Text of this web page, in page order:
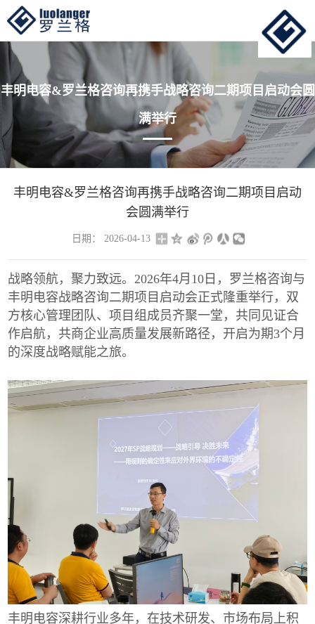
丰明电容&罗兰格咨询再携手战略咨询二期项目启动会圆
满举行
丰明电容&罗兰格咨询再携手战略咨询二期项目启动
会圆满举行
日期： 2026-04-13
战略领航，聚力致远。2026年4月10日，罗兰格咨询与
丰明电容战略咨询二期项目启动会正式隆重举行，双
方核心管理团队、项目组成员齐聚一堂，共同见证合
作启航，共商企业高质量发展新路径，开启为期3个月
的深度战略赋能之旅。
丰明电容深耕行业多年，在技术研发、市场布局上积